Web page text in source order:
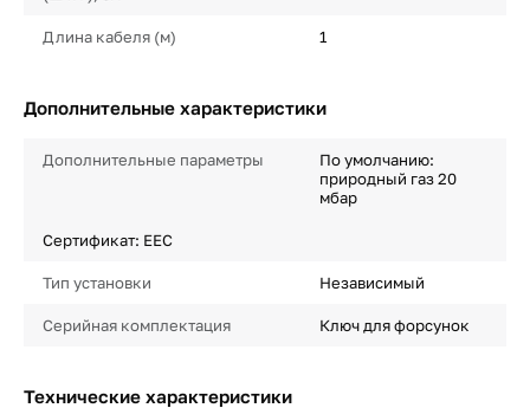
Длина кабеля (м) 1
Дополнительные характеристики
Дополнительные параметры
По умолчанию:
природный газ 20
мбар
Сертификат: EEC
Тип установки Независимый
Серийная комплектация Ключ для форсунок
Технические характеристики